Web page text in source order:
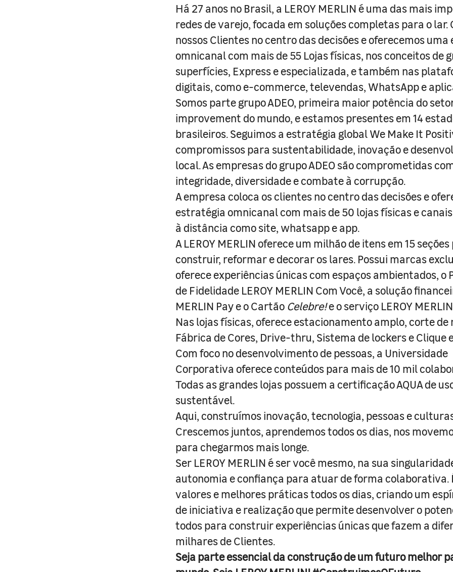
Há 27 anos no Brasil, a LEROY MERLIN é uma das mais
redes de varejo, focada em soluções completas para o lar.
nossos Clientes no centro das decisões e oferecemos
omnicanal com mais de 55 Lojas físicas, nos conceitos de
superfícies, Express e especializada, e também nas
digitais, como e-commerce, televendas, WhatsApp e
Somos parte grupo ADEO, primeira maior potência do
improvement do mundo, e estamos presentes em 14
brasileiros. Seguimos a estratégia global We Make It
compromissos para sustentabilidade, inovação e
local. As empresas do grupo ADEO são comprometidas
integridade, diversidade e combate à corrupção.
A empresa coloca os clientes no centro das decisões e
estratégia omnicanal com mais de 50 lojas físicas e
à distância como site, whatsapp e app.
A LEROY MERLIN oferece um milhão de itens em 15
construir, reformar e decorar os lares. Possui marcas
oferece experiências únicas com espaços ambientados, o
de Fidelidade LEROY MERLIN Com Você, a solução
MERLIN Pay e o Cartão Celebre!e o serviço LEROY
Nas lojas físicas, oferece estacionamento amplo, corte de
Fábrica de Cores, Drive-thru, Sistema de lockers e Clique
Com foco no desenvolvimento de pessoas, a Universidade
Corporativa oferece conteúdos para mais de 10 mil
Todas as grandes lojas possuem a certificação AQUA de
sustentável.
Aqui, construímos inovação, tecnologia, pessoas e
Crescemos juntos, aprendemos todos os dias, nos
para chegarmos mais longe.
Ser LEROY MERLIN é ser você mesmo, na sua
autonomia e confiança para atuar de forma
valores e melhores práticas todos os dias, criando um
de iniciativa e realização que permite desenvolver o
todos para construir experiências únicas que fazem a
milhares de Clientes.
Seja parte essencial da construção de um futuro melhor